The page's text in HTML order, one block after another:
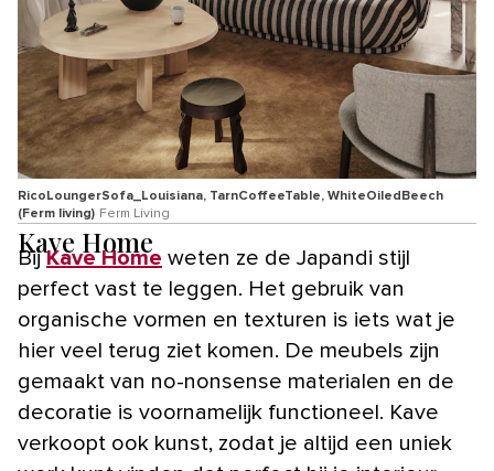
RicoLoungerSofa_Louisiana, TarnCoffeeTable, WhiteOiledBeech
(Ferm living) Ferm Living
Kave Home
BijKave Home weten ze de Japandi stijl
perfect vast te leggen. Het gebruik van
organische vormen en texturen is iets wat je
hier veel terug ziet komen. De meubels zijn
gemaakt van no-nonsense materialen en de
decoratie is voornamelijk functioneel. Kave
verkoopt ook kunst, zodat je altijd een uniek